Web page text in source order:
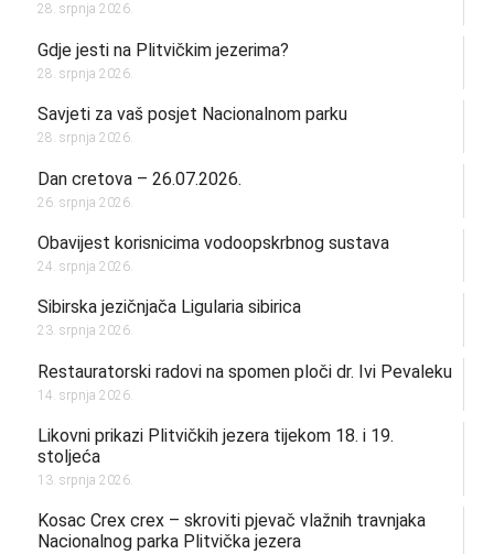
28. srpnja 2026.
Gdje jesti na Plitvičkim jezerima?
28. srpnja 2026.
Savjeti za vaš posjet Nacionalnom parku
28. srpnja 2026.
Dan cretova – 26.07.2026.
26. srpnja 2026.
Obavijest korisnicima vodoopskrbnog sustava
24. srpnja 2026.
Sibirska jezičnjača Ligularia sibirica
23. srpnja 2026.
Restauratorski radovi na spomen ploči dr. Ivi Pevaleku
14. srpnja 2026.
Likovni prikazi Plitvičkih jezera tijekom 18. i 19.
stoljeća
13. srpnja 2026.
Kosac Crex crex – skroviti pjevač vlažnih travnjaka
Nacionalnog parka Plitvička jezera